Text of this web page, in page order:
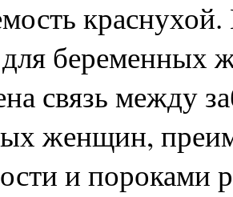
для беременных
связь между
женщин,
и пороками